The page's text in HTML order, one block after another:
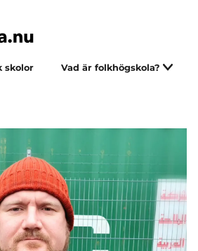
skolor Vad är folkhögskola?